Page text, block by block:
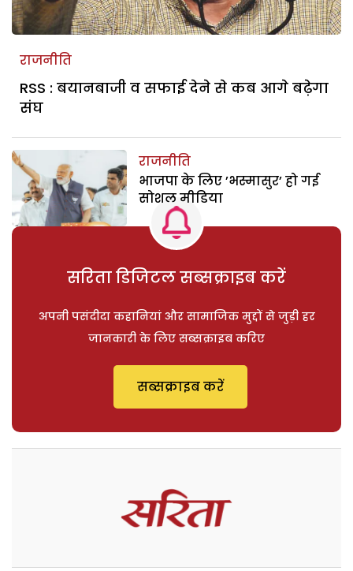
राजनीति
RSS : बयानबाजी व सफाई देने से कब आगे बढ़ेगा
संघ
राजनीति
भाजपा के लिए ’भस्मासुर’ हो गई
सोशल मीडिया
सरिता डिजिटल सब्सक्राइब करें
अपनी पसंदीदा कहानियां और सामाजिक मुद्दों से जुड़ी हर
जानकारी के लिए सब्सक्राइब करिए
सब्सक्राइब करें